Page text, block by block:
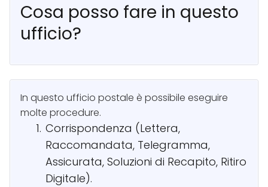
Cosa posso fare in questo
ufficio?
In questo ufficio postale è possibile eseguire
molte procedure.
Corrispondenza (Lettera,
Raccomandata, Telegramma,
Assicurata, Soluzioni di Recapito, Ritiro
Digitale).